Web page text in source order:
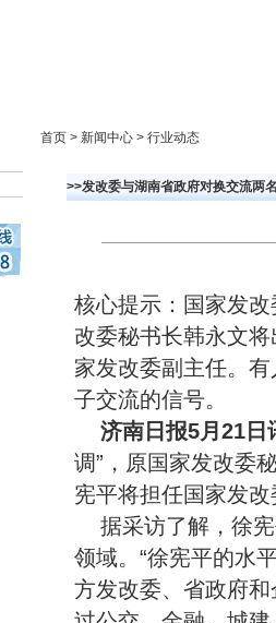
首页 > 新闻中心 > 行业动态
>>发改委与湖南省政府对换交流两
核心提示：国家发
改委秘书长韩永文
家发改委副主任。
子交流的信号。
济南日报5月21日
调”，原国家发改委
宪平将担任国家发
据采访了解，徐
领域。“徐宪平的水
方发改委、省政府